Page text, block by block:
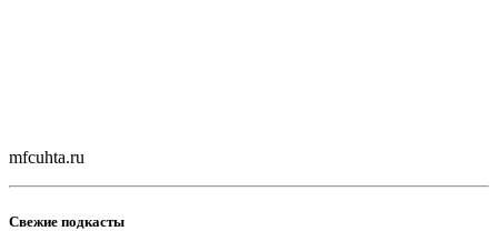
mfcuhta.ru
Свежие подкасты